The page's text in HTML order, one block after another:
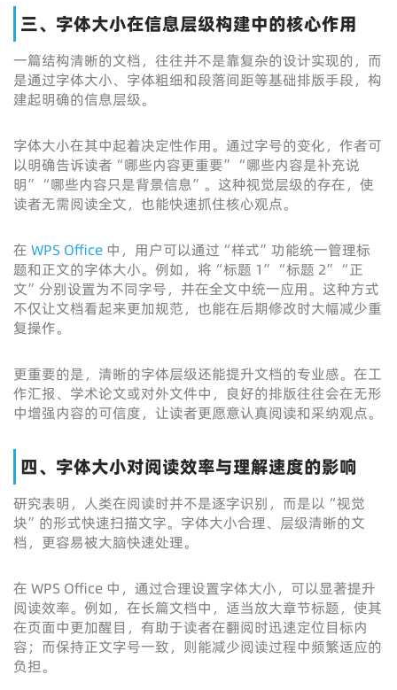
三、字体大小在信息层级构建中的核心作用
一篇结构清晰的文档，往往并不是靠复杂的设计实现的，而
是通过字体大小、字体粗细和段落间距等基础排版手段，构
建起明确的信息层级。
字体大小在其中起着决定性作用。通过字号的变化，作者可
以明确告诉读者“哪些内容更重要”“哪些内容是补充说
明”“哪些内容只是背景信息”。这种视觉层级的存在，使
读者无需阅读全文，也能快速抓住核心观点。
在 WPS Office 中，用户可以通过“样式”功能统一管理标
题和正文的字体大小。例如，将“标题 1”“标题 2”“正
文”分别设置为不同字号，并在全文中统一应用。这种方式
不仅让文档看起来更加规范，也能在后期修改时大幅减少重
复操作。
更重要的是，清晰的字体层级还能提升文档的专业感。在工
作汇报、学术论文或对外文件中，良好的排版往往会在无形
中增强内容的可信度，让读者更愿意认真阅读和采纳观点。
四、字体大小对阅读效率与理解速度的影响
研究表明，人类在阅读时并不是逐字识别，而是以“视觉
块”的形式快速扫描文字。字体大小合理、层级清晰的文
档，更容易被大脑快速处理。
在 WPS Office 中，通过合理设置字体大小，可以显著提升
阅读效率。例如，在长篇文档中，适当放大章节标题，使其
在页面中更加醒目，有助于读者在翻阅时迅速定位目标内
容；而保持正文字号一致，则能减少阅读过程中频繁适应的
负担。